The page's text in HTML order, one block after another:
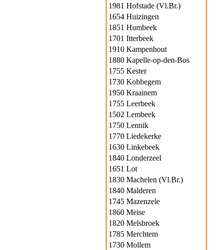
1981 Hofstade (Vl.Br.)
1654 Huizingen
1851 Humbeek
1701 Itterbeek
1910 Kampenhout
1880 Kapelle-op-den-Bos
1755 Kester
1730 Kobbegem
1950 Kraainem
1755 Leerbeek
1502 Lembeek
1750 Lennik
1770 Liedekerke
1630 Linkebeek
1840 Londerzeel
1651 Lot
1830 Machelen (Vl.Br.)
1840 Malderen
1745 Mazenzele
1860 Meise
1820 Melsbroek
1785 Merchtem
1730 Mollem